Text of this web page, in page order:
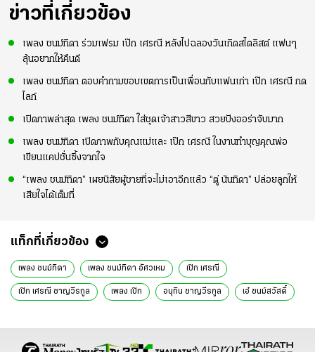
ข่าวที่เกี่ยวข้อง
เพลง ชนม์ทิดา ร่วมเฟรม เป๊ก เศรณี หลังไปฉลองวันเกิดสไตลิสต์ แฟนๆ
ลุ้นอยากให้คืนดี
เพลง ชนม์ทิดา ตอบคำถามขอบเขตการเป็นเพื่อนกับแฟนเก่า เป๊ก เศรณี กด
ไลก์
เปิดภาพล่าสุด เพลง ชนม์ทิดา ใส่ชุดเจ้าสาวสีขาว สวยปังออร่าจับมาก
เพลง ชนม์ทิดา เปิดภาพกับคุณแม่และ เป๊ก เศรณี ในงานทำบุญคุณพ่อ
เขียนแคปชั่นซึ้งจากใจ
“เพลง ชนม์ทิดา” เผยนิสัยผู้ชายที่จะไม่เอาอีกแล้ว “ตู่ นันทิดา” ปล่อยลูกให้
เสียใจได้เต็มที่
แท็กที่เกี่ยวข้อง
เพลง ชนม์ทิดา เพลง ชนม์ทิดา อัศวเหม เป๊ก เศรณี
เป๊ก เศรณี ชาญวีรกูล เพลง เป๊ก อนุทิน ชาญวีรกูล เอ๋ ชนม์สวัสดิ์